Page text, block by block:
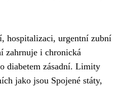
hospitalizaci, urgentní zubní
zahrnuje i chronická
diabetem zásadní. Limity
jako jsou Spojené státy,